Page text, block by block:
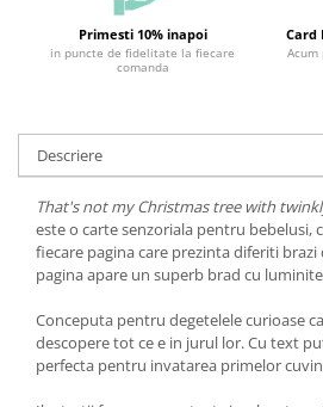
Primesti 10% inapoi
in puncte de fidelitate la fiecare
comanda
Card
Descriere
That's not my Christmas tree with
este o carte senzoriala pentru bebelusi,
fiecare pagina care prezinta diferiti
pagina apare un superb brad cu
Conceputa pentru degetelele curioase
descopere tot ce e in jurul lor. Cu text
perfecta pentru invatarea primelor